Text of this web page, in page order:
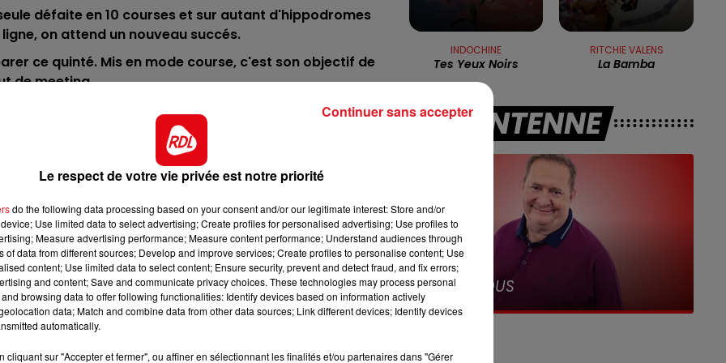
16h00 - 19h00
LE JUKEBOX RDL DEBOUT C'EST L'HEURE
défaite en 10 courses et sur autant d'hippodromes
on attend un nouveau succés.
ce quinté. Mis en mode course, c'est son objectif de
de meeting.
2 ans, mais il fait preuve d'une grande régularité à
relevés. C'est une première chance.
en ayant un parcours favorable, si c'est le cas, sa
dans les 4.
jeunesse, il a ensuite connu des fortunes diverses. Au
est dans les 5.
confrontation, elle a pour elle l'aptitude à la cendrée
avec certains.
son coeur sur la piste et sera mené par Mr 5000
- INFO - INFO ********
INDOCHINE
Tes Yeux Noirs
RITCHIE VALENS
La Bamba
A L'ANTENNE
7h00 - 10h00
Debout c'est l'heure
12h00 - 13h00
RDL & VOUS
Le respect de votre vie privée est notre priorité
do the following data processing based on your consent and/or our legitimate interest: Store and/or
Use limited data to select advertising; Create profiles for personalised advertising; Use profiles to
Measure advertising performance; Measure content performance; Understand audiences through
of data from different sources; Develop and improve services; Create profiles to personalise content; Use
content; Use limited data to select content; Ensure security, prevent and detect fraud, and fix errors;
and content; Save and communicate privacy choices. These technologies may process personal
browsing data to offer following functionalities: Identify devices based on information actively
data; Match and combine data from other data sources; Link different devices; Identify devices
automatically.
cliquant sur "Accepter et fermer", ou affiner en sélectionnant les finalités et/ou partenaires dans "Gérer
Continuer sans accepter